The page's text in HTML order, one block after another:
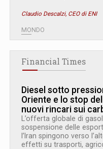
Claudio Descalzi, CEO di ENI
MONDO
Financial Times
Diesel sotto
Oriente e lo stop
nuovi rincari sui
L’offerta globale di
sospensione delle
l’Iran spingono verso
effetti su trasporti,